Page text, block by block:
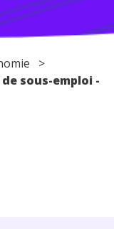
>
sous-emploi -